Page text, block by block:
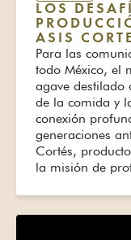
LOS
ASIS
Para las
todo México, el
agave destilado
de la comida y
conexión
generaciones
Cortés,
la misión de